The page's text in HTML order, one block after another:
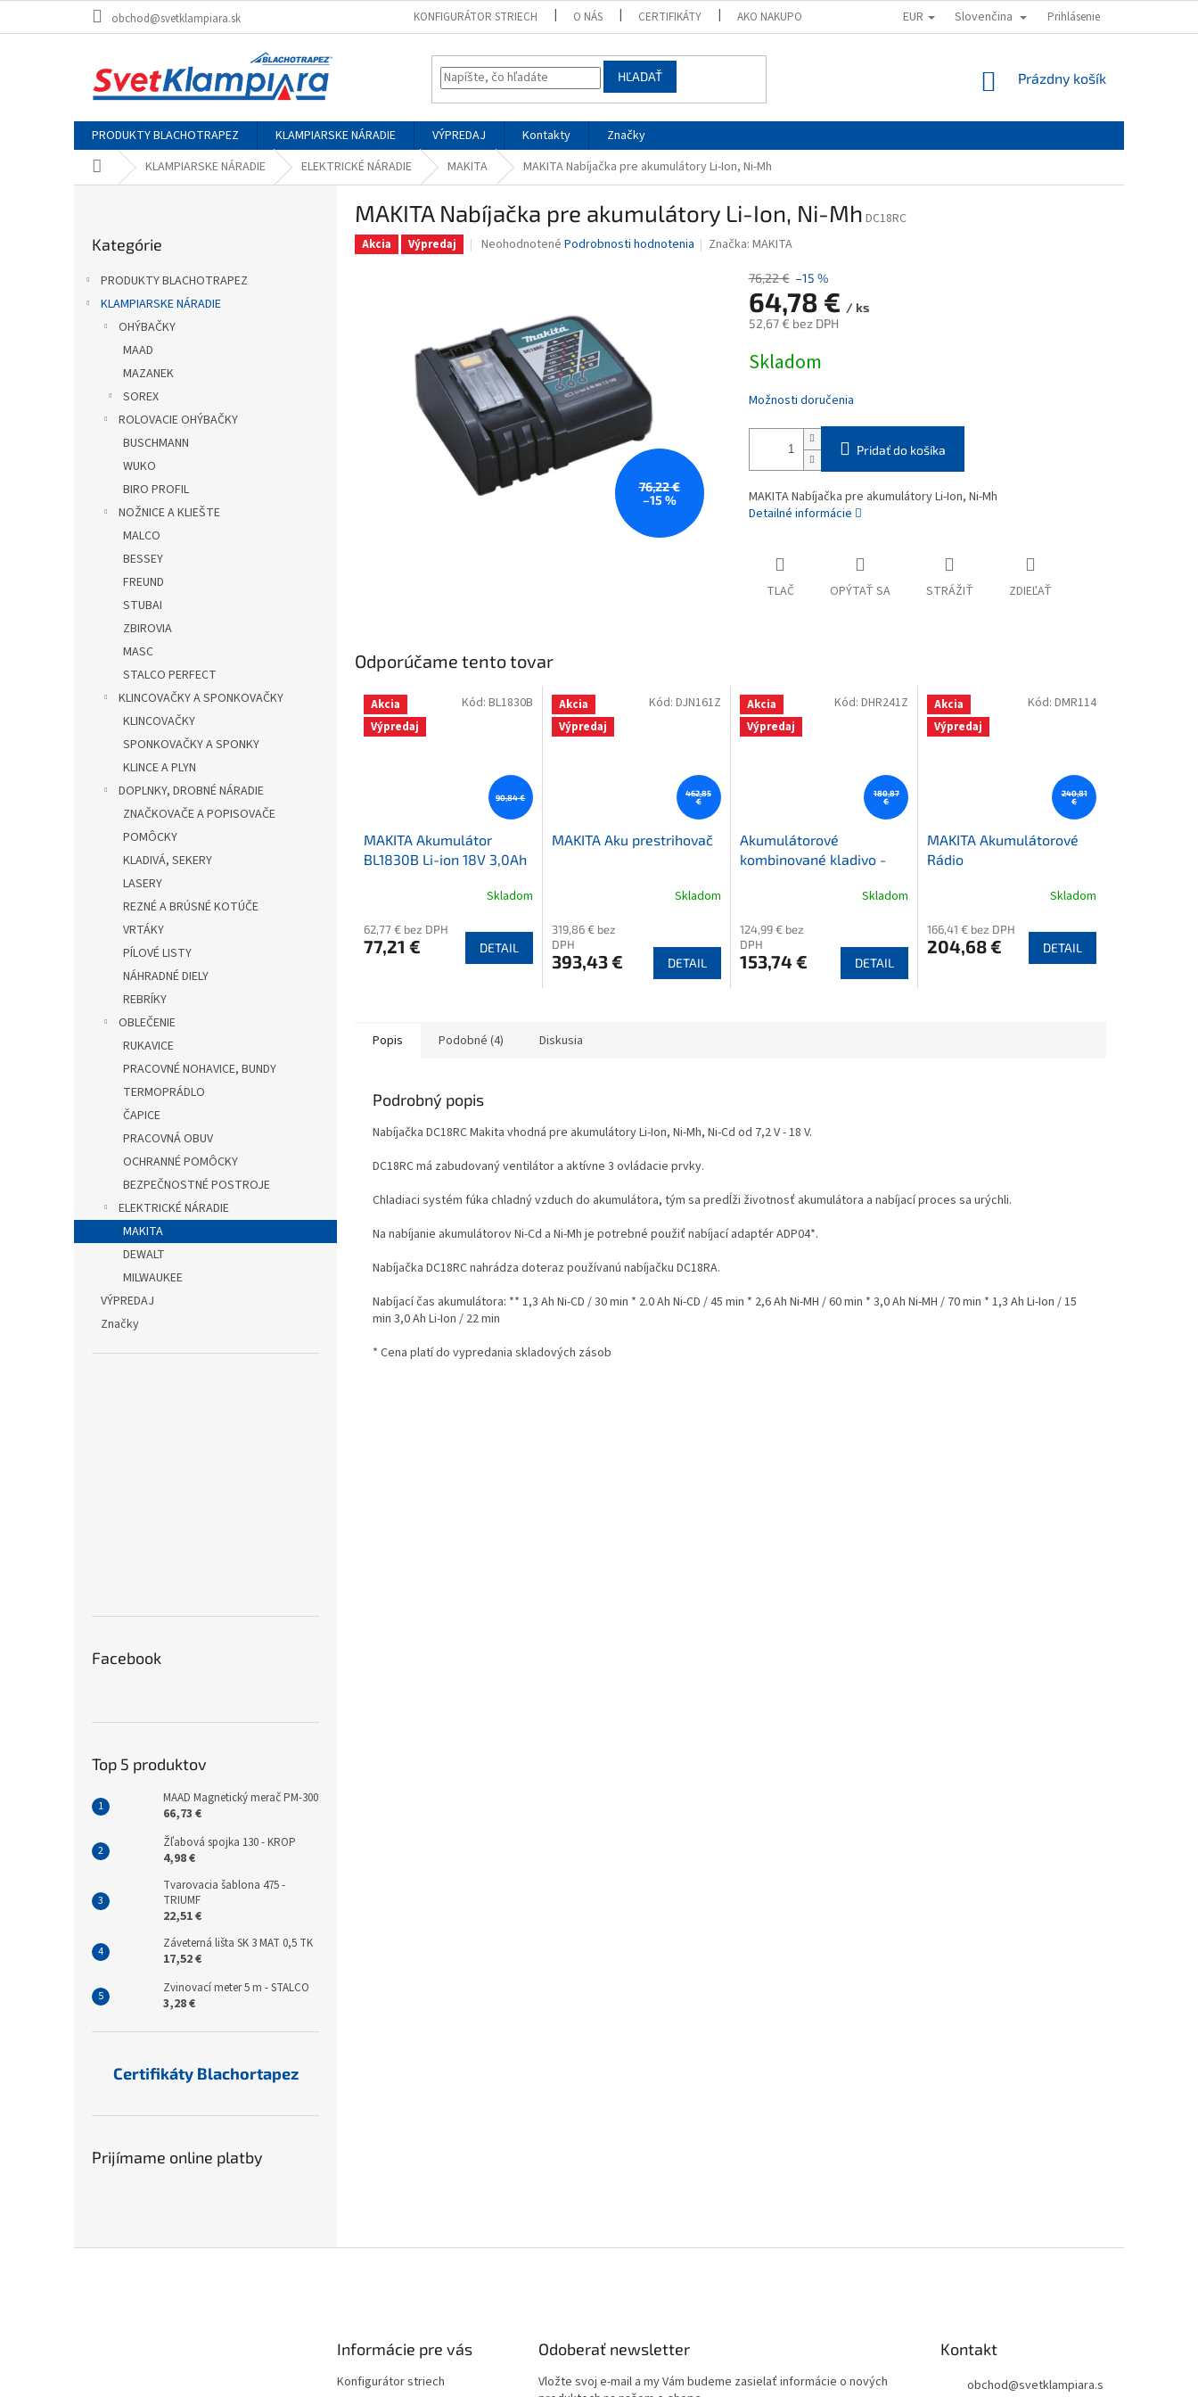
obchod@svetklampiara.sk KONFIGURÁTOR STRIECH O NÁS CERTIFIKÁTY AKO NAKUPOVAŤ OBCHODNÉ PODMIENKY PODMIENKY OCHRANY OSOBNÝCH
EUR Slovenčina Prihlásenie
HĽADAŤ
NÁKUPNÝ
Prázdny košík
PRODUKTY BLACHOTRAPEZ KLAMPIARSKE NÁRADIE VÝPREDAJ Kontakty
Značky
DomovKLAMPIARSKE NÁRADIE ELEKTRICKÉ NÁRADIE MAKITA MAKITA Nabíjačka pre akumulátory Li-Ion, Ni-Mh
kategórie
Kategórie
PRODUKTY BLACHOTRAPEZ
KLAMPIARSKE NÁRADIE
OHÝBAČKY
MAAD
MAZANEK
SOREX
ROLOVACIE OHÝBAČKY
BUSCHMANN
WUKO
BIRO PROFIL
NOŽNICE A KLIEŠTE
MALCO
BESSEY
FREUND
STUBAI
ZBIROVIA
MASC
STALCO PERFECT
KLINCOVAČKY A SPONKOVAČKY
KLINCOVAČKY
SPONKOVAČKY A SPONKY
KLINCE A PLYN
DOPLNKY, DROBNÉ NÁRADIE
ZNAČKOVAČE A POPISOVAČE
POMÔCKY
KLADIVÁ, SEKERY
LASERY
REZNÉ A BRÚSNÉ KOTÚČE
VRTÁKY
PÍLOVÉ LISTY
NÁHRADNÉ DIELY
REBRÍKY
OBLEČENIE
RUKAVICE
PRACOVNÉ NOHAVICE, BUNDY
TERMOPRÁDLO
ČAPICE
PRACOVNÁ OBUV
OCHRANNÉ POMÔCKY
BEZPEČNOSTNÉ POSTROJE
ELEKTRICKÉ NÁRADIE
MAKITA
DEWALT
MILWAUKEE
VÝPREDAJ
Značky
Facebook
Top 5 produktov
MAAD Magnetický merač PM-300
66,73 €
Žľabová spojka 130 - KROP
4,98 €
Tvarovacia šablona 475 -
TRIUMF
22,51 €
Záveterná lišta SK 3 MAT 0,5 TK
17,52 €
Zvinovací meter 5 m - STALCO
3,28 €
Certifikáty Blachortapez
Prijímame online platby
MAKITA Nabíjačka pre akumulátory Li-Ion, Ni-Mh DC18RC
Akcia Výpredaj
Priemerné
5
hviezdičiek.
Neohodnotené Podrobnosti hodnotenia Značka:MAKITA
76,22 €
–15 %
76,22 € –15 %
64,78 € / ks
52,67 € bez DPH
cena:
Skladom
Možnosti doručenia
Pridať do košíka
MAKITA Nabíjačka pre akumulátory Li-Ion, Ni-Mh
Detailné informácie
TLAČ OPÝTAŤ SA STRÁŽIŤ ZDIEĽAŤ
Odporúčame tento tovar
Akcia
Výpredaj
90,84 €
MAKITA Akumulátor
BL1830B Li-ion 18V 3,0Ah
Skladom
62,77 € bez DPH
77,21 € DETAIL
Kód: BL1830B
Akcia
Výpredaj
462,85
€
MAKITA Aku prestrihovač
Skladom
319,86 € bez
DPH
393,43 € DETAIL
Kód: DJN161Z
Akcia
Výpredaj
180,87
€
Akumulátorové
kombinované kladivo -
Skladom
124,99 € bez
DPH
153,74 € DETAIL
Kód:DHR241Z
Akcia
Výpredaj
240,81
€
MAKITA Akumulátorové
Rádio
Skladom
166,41 € bez DPH
204,68 € DETAIL
Kód: DMR114
Popis Podobné (4) Diskusia
Podrobný popis
Nabíjačka DC18RC Makita vhodná pre akumulátory Li-Ion, Ni-Mh, Ni-Cd od 7,2 V - 18 V.
DC18RC má zabudovaný ventilátor a aktívne 3 ovládacie prvky.
Chladiaci systém fúka chladný vzduch do akumulátora, tým sa predĺži životnosť akumulátora a nabíjací proces sa urýchli.
Na nabíjanie akumulátorov Ni-Cd a Ni-Mh je potrebné použiť nabíjací adaptér ADP04*.
Nabíjačka DC18RC nahrádza doteraz používanú nabíjačku DC18RA.
Nabíjací čas akumulátora: ** 1,3 Ah Ni-CD / 30 min * 2.0 Ah Ni-CD / 45 min * 2,6 Ah Ni-MH / 60 min * 3,0 Ah Ni-MH / 70 min * 1,3 Ah Li-Ion / 15
min 3,0 Ah Li-Ion / 22 min
* Cena platí do vypredania skladových zásob
Informácie pre vás
Konfigurátor striech
Odoberať newsletter
Vložte svoj e-mail a my Vám budeme zasielať informácie o nových
Kontakt
obchod@svetklampiara.s